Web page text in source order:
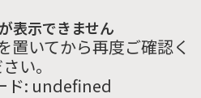
表示できません
置いてから再度ご確認く
い。
ド: undefined